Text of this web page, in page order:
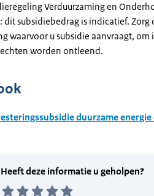
Verduurzaming en
dit subsidiebedrag is indicatief.
waarvoor u subsidie aanvraagt,
worden ontleend.
duurzame energie